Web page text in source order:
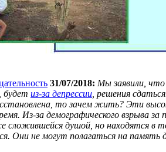
31/07/2018: Мы заявили, что
будет из-за депрессии , решения
то зачем жить? Эти
Из-за демографического взрыва
сложившейся душой, но находятся в
Они не могут полагаться на